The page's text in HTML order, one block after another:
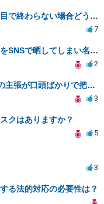
開示請求の仮処分での審尋で２回目で終わらない場合どうしたらいいですか
7
当方の腹いせで相手方の個人情報をSNSで晒してしまい名誉毀損させてしまったかもしれない
2
Xの開示請求の双方審で、相手方の主張が口頭ばかりで把握しきれません
3
クはありますか？
5
3
る法的対応の必要性は？